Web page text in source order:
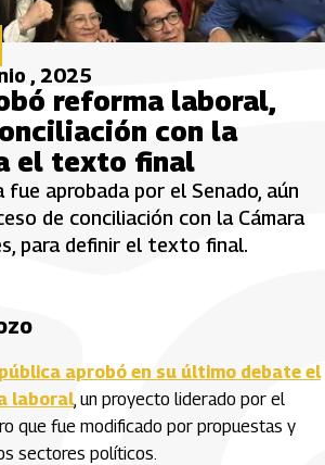
, 2025
reforma laboral,
con la
el texto final
fue aprobada por el Senado, aún
de conciliación con la Cámara
para definir el texto final.
aprobó en su último debate el
laboral, un proyecto liderado por el
que fue modificado por propuestas y
sectores políticos.